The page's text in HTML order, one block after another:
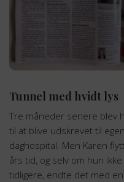
Tunnel med hvidt lys
Tre måneder senere blev
til at blive udskrevet til
daghospital. Men Karen
års tid, og selv om hun
tidligere, endte det med